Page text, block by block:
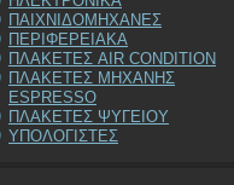
ΠΑΙΧΝΙΔΟΜΗΧΑΝΕΣ
ΠΕΡΙΦΕΡΕΙΑΚΑ
ΠΛΑΚΕΤΕΣ AIR CONDITION
ΠΛΑΚΕΤΕΣ ΜΗΧΑΝΗΣ
ESPRESSO
ΠΛΑΚΕΤΕΣ ΨΥΓΕΙΟΥ
ΥΠΟΛΟΓΙΣΤΕΣ